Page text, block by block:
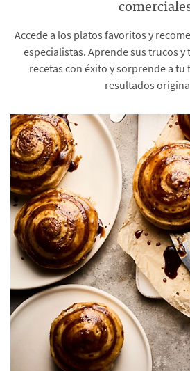
Accede a los platos favoritos y
especialistas. Aprende sus trucos
recetas con éxito y sorprende a tu
resultados